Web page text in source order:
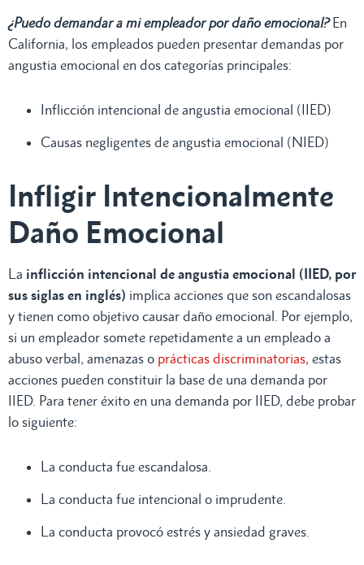
¿Puedo demandar a mi empleador por daño emocional?En
California, los empleados pueden presentar demandas por
angustia emocional en dos categorías principales:
Inflicción intencional de angustia emocional (IIED)
Causas negligentes de angustia emocional (NIED)
Infligir Intencionalmente
Daño Emocional
La inflicción intencional de angustia emocional (IIED, por
sus siglas en inglés) implica acciones que son escandalosas
y tienen como objetivo causar daño emocional. Por ejemplo,
si un empleador somete repetidamente a un empleado a
abuso verbal, amenazas o prácticas discriminatorias, estas
acciones pueden constituir la base de una demanda por
IIED. Para tener éxito en una demanda por IIED, debe probar
lo siguiente:
La conducta fue escandalosa.
La conducta fue intencional o imprudente.
La conducta provocó estrés y ansiedad graves.